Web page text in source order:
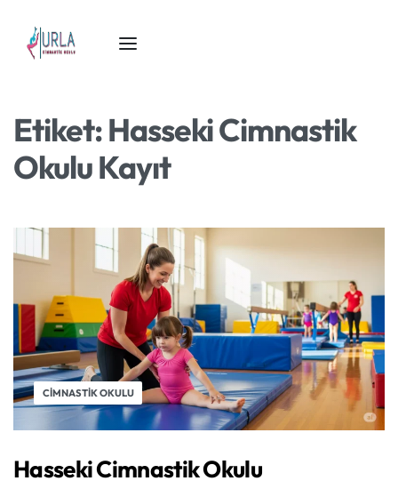
Etiket:Hasseki Cimnastik
Okulu Kayıt
CIMNASTIK OKULU
Hasseki Cimnastik Okulu